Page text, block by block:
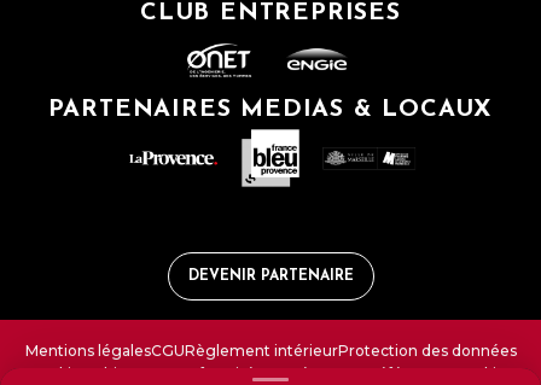
CLUB ENTREPRISES
PARTENAIRES MEDIAS & LOCAUX
DEVENIR PARTENAIRE
Mentions légalesCGURèglement intérieurProtection des données
Cookies
Ethique et ConformitéFAQGérer vos préférences cookies